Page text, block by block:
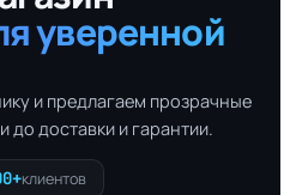
уверенной
и предлагаем прозрачные
до доставки и гарантии.
клиентов